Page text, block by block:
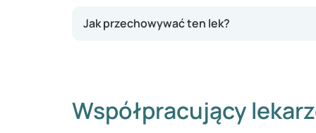
Jak przechowywać ten lek?
Współpracujący